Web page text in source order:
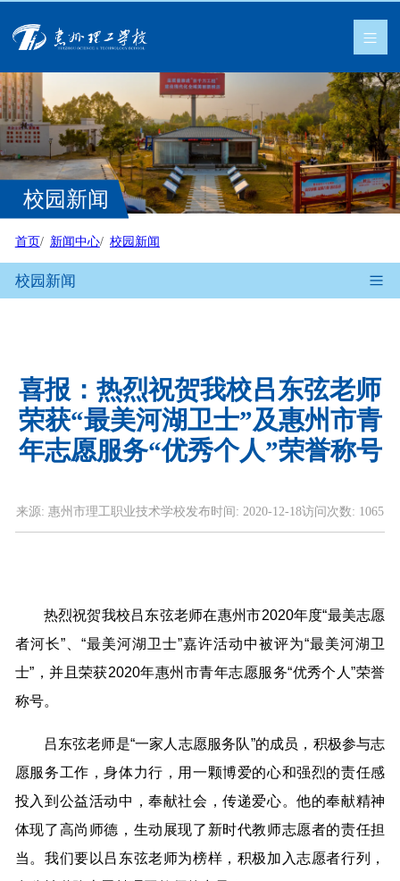
校园新闻
首页 新闻中心 校园新闻
校园新闻
喜报：热烈祝贺我校吕东弦老师
荣获“最美河湖卫士”及惠州市青
年志愿服务“优秀个人”荣誉称号
来源: 惠州市理工职业技术学校发布时间: 2020-12-18访问次数: 1065
热烈祝贺我校吕东弦老师在惠州市2020年度“最美志愿
者河长”、“最美河湖卫士”嘉许活动中被评为“最美河湖卫
士”，并且荣获2020年惠州市青年志愿服务“优秀个人”荣誉
称号。
吕东弦老师是“一家人志愿服务队”的成员，积极参与志
愿服务工作，身体力行，用一颗博爱的心和强烈的责任感
投入到公益活动中，奉献社会，传递爱心。他的奉献精神
体现了高尚师德，生动展现了新时代教师志愿者的责任担
当。我们要以吕东弦老师为榜样，积极加入志愿者行列，